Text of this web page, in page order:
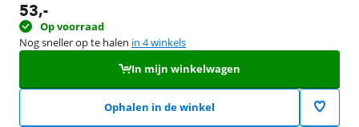
53,-
Op voorraad
Nog sneller op te halen in 4 winkels
In mijn winkelwagen
Ophalen in de winkel